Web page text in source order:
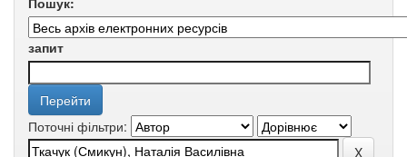
запит
Поточні фільтри: